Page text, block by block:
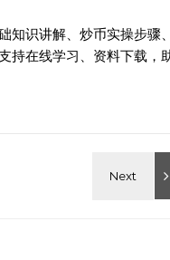
识讲解、炒币实操步骤、
持在线学习、资料下载，